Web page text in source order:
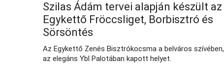
Szilas Ádám tervei alapján készült az
Egykettő Fröccsliget, Borbisztró és
Sörsöntés
Az Egykettő Zenés Bisztrókocsma a belváros szívében,
az elegáns Ybl Palotában kapott helyet.